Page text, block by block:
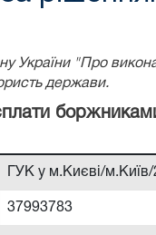
України "Про
держави.
сплати
ГУК у м.Києві/
37993783